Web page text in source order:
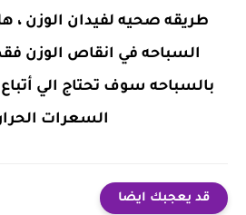
طريقه صحيه لفيدان الوزن ،
السباحه في انقاص الوزن
بالسباحه سوف تحتاج الي
السعرات
قد يعجبك ايضا